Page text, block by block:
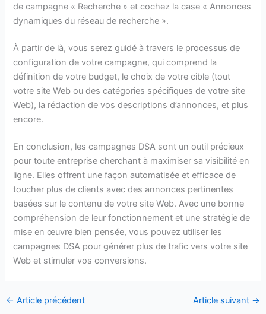
de campagne « Recherche » et cochez la case « Annonces
dynamiques du réseau de recherche ».
À partir de là, vous serez guidé à travers le processus de
configuration de votre campagne, qui comprend la
définition de votre budget, le choix de votre cible (tout
votre site Web ou des catégories spécifiques de votre site
Web), la rédaction de vos descriptions d’annonces, et plus
encore.
En conclusion, les campagnes DSA sont un outil précieux
pour toute entreprise cherchant à maximiser sa visibilité en
ligne. Elles offrent une façon automatisée et efficace de
toucher plus de clients avec des annonces pertinentes
basées sur le contenu de votre site Web. Avec une bonne
compréhension de leur fonctionnement et une stratégie de
mise en œuvre bien pensée, vous pouvez utiliser les
campagnes DSA pour générer plus de trafic vers votre site
Web et stimuler vos conversions.
← Article précédent Article suivant →